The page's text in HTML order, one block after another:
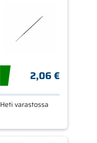
2,06 €
Heti varastossa